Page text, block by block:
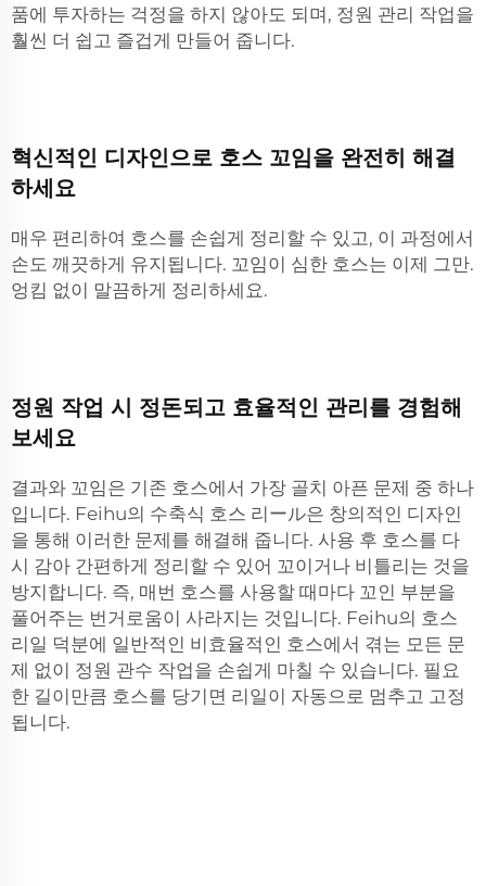
품에 투자하는 걱정을 하지 않아도 되며, 정원 관리 작업을
훨씬 더 쉽고 즐겁게 만들어 줍니다.
혁신적인 디자인으로 호스 꼬임을 완전히 해결
하세요
매우 편리하여 호스를 손쉽게 정리할 수 있고, 이 과정에서
손도 깨끗하게 유지됩니다. 꼬임이 심한 호스는 이제 그만.
엉킴 없이 말끔하게 정리하세요.
정원 작업 시 정돈되고 효율적인 관리를 경험해
보세요
결과와 꼬임은 기존 호스에서 가장 골치 아픈 문제 중 하나
입니다. Feihu의 수축식 호스 리ール은 창의적인 디자인
을 통해 이러한 문제를 해결해 줍니다. 사용 후 호스를 다
시 감아 간편하게 정리할 수 있어 꼬이거나 비틀리는 것을
방지합니다. 즉, 매번 호스를 사용할 때마다 꼬인 부분을
풀어주는 번거로움이 사라지는 것입니다. Feihu의 호스
리일 덕분에 일반적인 비효율적인 호스에서 겪는 모든 문
제 없이 정원 관수 작업을 손쉽게 마칠 수 있습니다. 필요
한 길이만큼 호스를 당기면 리일이 자동으로 멈추고 고정
됩니다.